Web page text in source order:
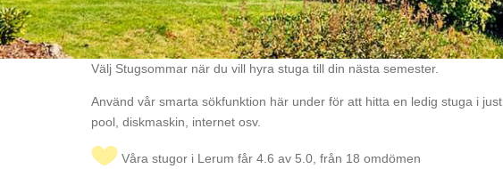
Välj Stugsommar när du vill hyra stuga till din nästa semester.
Använd vår smarta sökfunktion här under för att hitta en ledig stuga i
pool, diskmaskin, internet osv.
Våra stugor i Lerum får 4.6 av 5.0, från 18 omdömen